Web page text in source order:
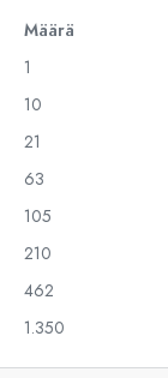
Määrä
1
10
21
63
105
210
462
1.350